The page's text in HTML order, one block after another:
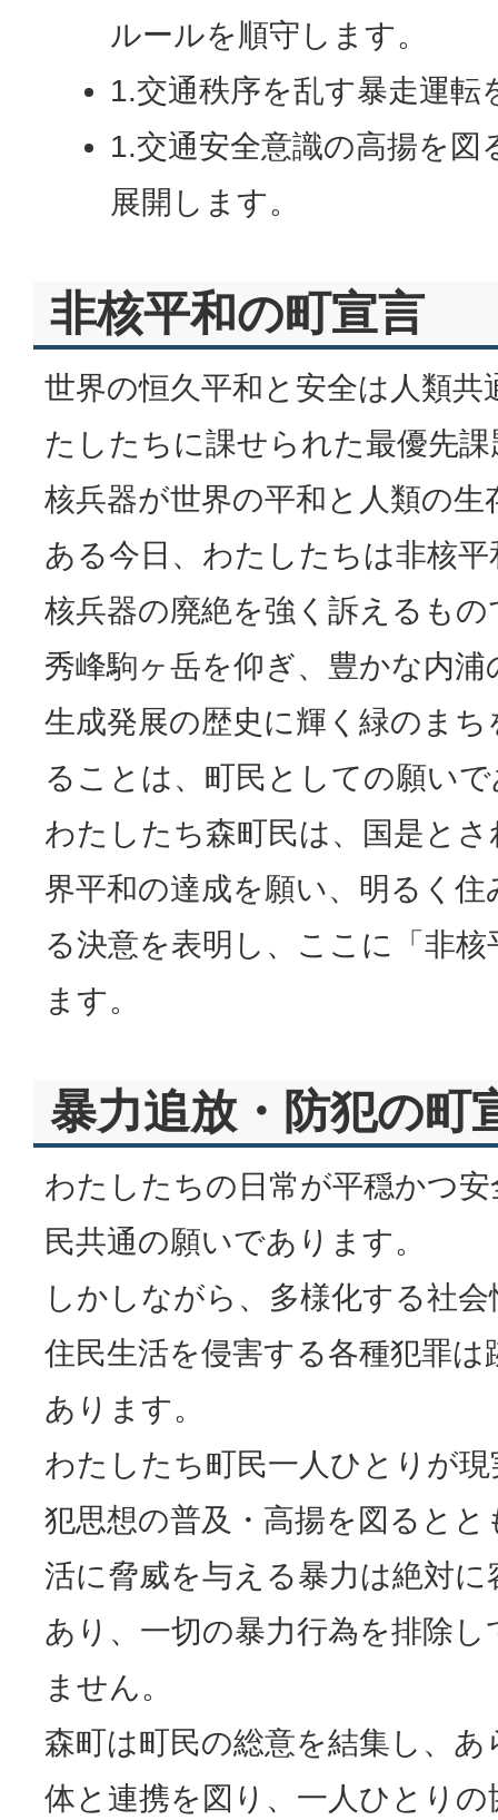
ルールを順守します。
1.交通秩序を乱す暴走運
1.交通安全意識の高揚を図
展開します。
非核平和の町宣言
世界の恒久平和と安全は人類
たしたちに課せられた最優先
核兵器が世界の平和と人類の
ある今日、わたしたちは非核
核兵器の廃絶を強く訴えるも
秀峰駒ヶ岳を仰ぎ、豊かな内
生成発展の歴史に輝く緑のま
ることは、町民としての願い
わたしたち森町民は、国是と
界平和の達成を願い、明るく
る決意を表明し、ここに「非
ます。
暴力追放・防犯の町
わたしたちの日常が平穏かつ
民共通の願いであります。
しかしながら、多様化する社
住民生活を侵害する各種犯罪
あります。
わたしたち町民一人ひとりが
犯思想の普及・高揚を図ると
活に脅威を与える暴力は絶対
あり、一切の暴力行為を排除
ません。
森町は町民の総意を結集し、
体と連携を図り、一人ひとり